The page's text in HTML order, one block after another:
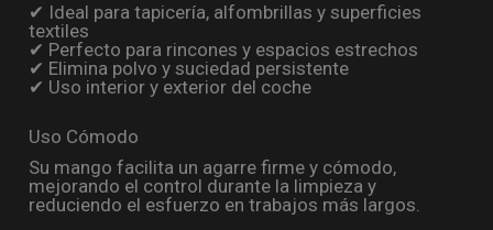
✔ Ideal para tapicería, alfombrillas y superficies
textiles
✔ Perfecto para rincones y espacios estrechos
✔ Elimina polvo y suciedad persistente
✔ Uso interior y exterior del coche
Uso Cómodo
Su mango facilita un agarre firme y cómodo,
mejorando el control durante la limpieza y
reduciendo el esfuerzo en trabajos más largos.